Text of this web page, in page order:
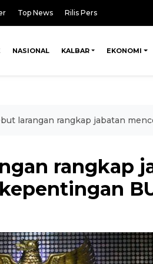
Top News Rilis Pers
NASIONAL KALBAR EKONOMI
larangan rangkap jabatan
rangkap